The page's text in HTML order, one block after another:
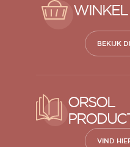
BEKIJK
ORSOL
VIND